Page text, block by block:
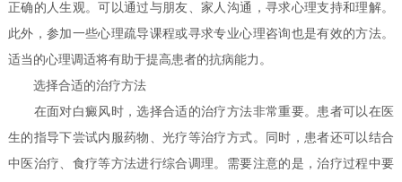
正确的人生观。可以通过与朋友、家人沟通，寻求心理支持和理解。
此外，参加一些心理疏导课程或寻求专业心理咨询也是有效的方法。
适当的心理调适将有助于提高患者的抗病能力。
选择合适的治疗方法
在面对白癜风时，选择合适的治疗方法非常重要。患者可以在医
生的指导下尝试内服药物、光疗等治疗方式。同时，患者还可以结合
中医治疗、食疗等方法进行综合调理。需要注意的是，治疗过程中要